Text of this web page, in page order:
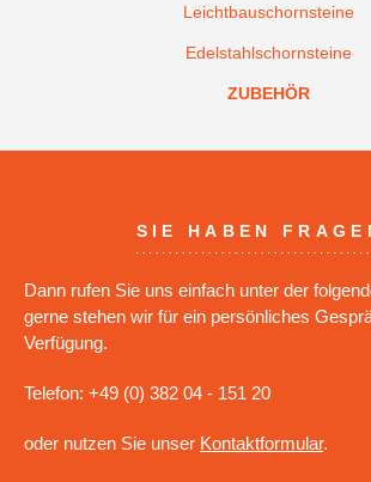
Leichtbauschornsteine
Edelstahlschornsteine
ZUBEHÖR
SIE HABEN
Dann rufen Sie uns einfach unter der
gerne stehen wir für ein persönliches
Verfügung.
Telefon: +49 (0) 382 04 - 151 20
oder nutzen Sie unser Kontaktformular.